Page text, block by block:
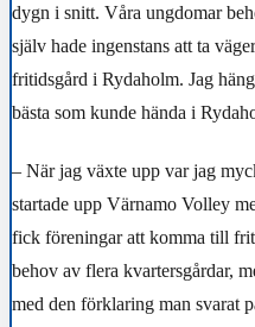
dygn i snitt. Våra ungdomar
själv hade ingenstans att ta
fritidsgård i Rydaholm. Jag
bästa som kunde hända i
– När jag växte upp var jag
startade upp Värnamo Volley
fick föreningar att komma till
behov av flera kvartersgårdar,
med den förklaring man svarat